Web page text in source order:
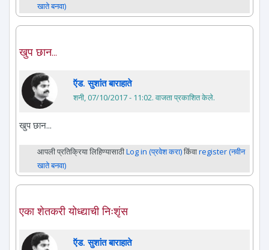
खाते बनवा)
खुप छान...
ऍड. सुशांत बाराहाते
शनी, 07/10/2017 - 11:02. वाजता प्रकाशित केले.
खुप छान...
आपली प्रतिक्रिया लिहिण्यासाठीLog in (प्रवेश करा)किंवाregister (नवीन
खाते बनवा)
एका शेतकरी योध्द्याची निःशृंस
ऍड. सुशांत बाराहाते